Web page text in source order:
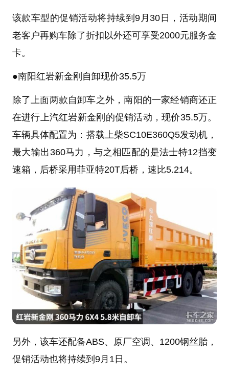
该款车型的促销活动将持续到9月30日，活动期间
老客户再购车除了折扣以外还可享受2000元服务金
卡。
●南阳红岩新金刚自卸现价35.5万
除了上面两款自卸车之外，南阳的一家经销商还正
在进行 上汽红岩新金刚的促销活动，现价35.5万。
车辆具体配置为：搭载 上柴SC10E360Q5发动机，
最大输出360马力，与之相匹配的是法士特12挡变
速箱，后桥采用菲亚特20T后桥，速比5.214。
另外，该车还配备ABS、原厂空调、1200钢丝胎，
促销活动也将持续到9月1日。